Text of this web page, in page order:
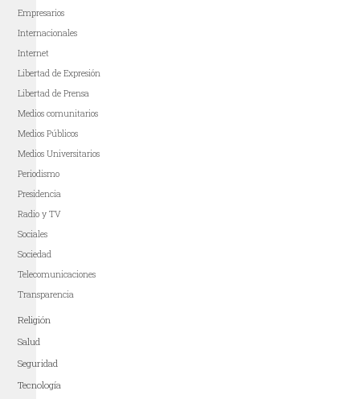
Empresarios
Internacionales
Internet
Libertad de Expresión
Libertad de Prensa
Medios comunitarios
Medios Públicos
Medios Universitarios
Periodismo
Presidencia
Radio y TV
Sociales
Sociedad
Telecomunicaciones
Transparencia
Religión
Salud
Seguridad
Tecnología